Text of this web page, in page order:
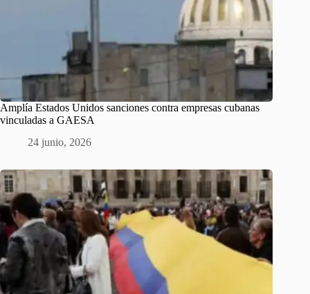
Amplía Estados Unidos sanciones contra empresas cubanas
vinculadas a GAESA
24 junio, 2026